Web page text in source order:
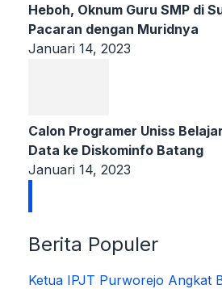
Heboh, Oknum Guru SMP di
Pacaran dengan Muridnya
Januari 14, 2023
Calon Programer Uniss
Data ke Diskominfo Batang
Januari 14, 2023
Berita Populer
Ketua IPJT Purworejo Angkat